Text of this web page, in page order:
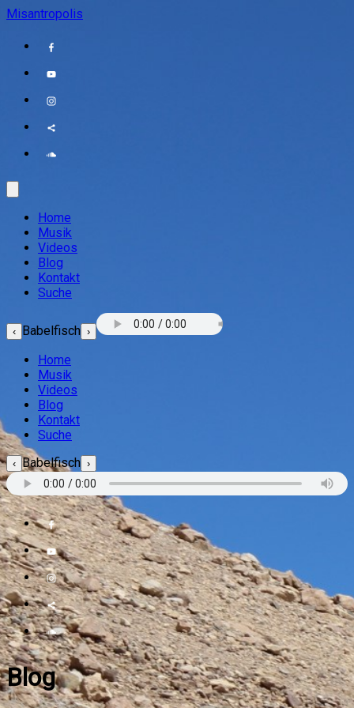
Misantropolis
Home
Musik
Videos
Blog
Kontakt
Suche
‹ Babelfisch ›
Home
Musik
Videos
Blog
Kontakt
Suche
‹ Babelfisch ›
Blog